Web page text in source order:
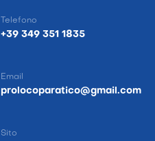
Telefono
+39 349 351 1835
Email
prolocoparatico@gmail.com
Sito